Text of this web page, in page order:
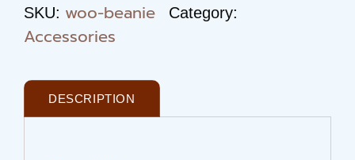
SKU: woo-beanie Category:
Accessories
DESCRIPTION